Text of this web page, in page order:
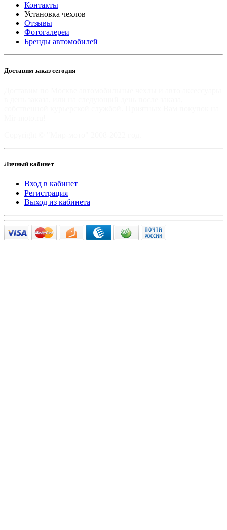
Контакты
Установка чехлов
Отзывы
Фотогалереи
Бренды автомобилей
Доставим заказ сегодня
Личный кабинет
Вход в кабинет
Регистрация
Выход из кабинета